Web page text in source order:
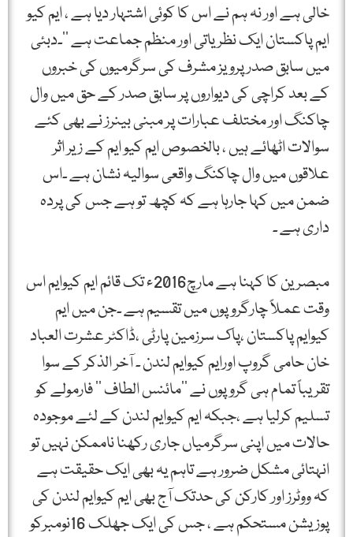
خالی ہے اور نہ ہم نے اس کا کوئی اشتہار دیا ہے ، ایم کیو
ایم پاکستان ایک نظریاتی اور منظم جماعت ہے ‘‘۔دبئی
میں سابق صدر پرویز مشرف کی سرگرمیوں کی خبروں
کے بعد کراچی کی دیواروں پر سابق صدر کے حق میں وال
چاکنگ اور مختلف عبارات پر مبنی بینرز نے بھی کئے
سوالات اٹھائے ہیں ، بالخصوص ایم کیو ایم کے زیر اثر
علاقوں میں وال چاکنگ واقعی سوالیہ نشان ہے ۔اس
ضمن میں کہا جارہا ہے کہ کچھ تو ہے جس کی پردہ
داری ہے ۔
مبصرین کا کہنا ہے مارچ2016ء تک قائم ایم کیوایم اس
وقت عملاً چارگروپوں میں تقسیم ہے ۔جن میں ایم
کیوایم پاکستان ،پاک سرزمین پارٹی ،ڈاکٹر عشرت العباد
خان حامی گروپ اورایم کیوایم لندن ۔ آخر الذکر کے سوا
تقریباً تمام ہی گروپوں نے ’’مائنس الطاف ‘‘ فارمولے کو
تسلیم کرلیا ہے ،جبکہ ایم کیوایم لندن کے لئے موجودہ
حالات میں اپنی سرگرمیاں جاری رکھنا ناممکن نہیں تو
انہتائی مشکل ضرور ہے تاہم یہ بھی ایک حقیقت ہے
کہ ووٹرز اور کارکن کی حدتک آج بھی ایم کیوایم لندن کی
پوزیشن مستحکم ہے ، جس کی ایک جھلک 16نومبرکو